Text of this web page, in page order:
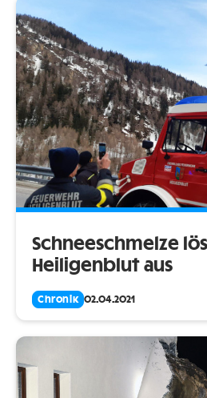
Schneeschmelze
Heiligenblut aus
Chronik 02.04.2021